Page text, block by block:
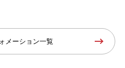
メーション一覧